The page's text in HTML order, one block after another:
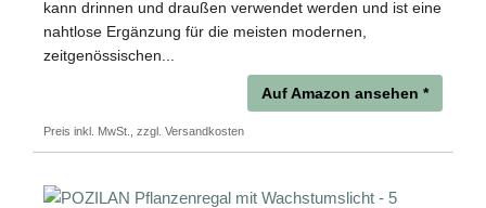
kann drinnen und draußen verwendet werden und ist eine
nahtlose Ergänzung für die meisten modernen,
zeitgenössischen...
Auf Amazon ansehen *
Preis inkl. MwSt., zzgl. Versandkosten